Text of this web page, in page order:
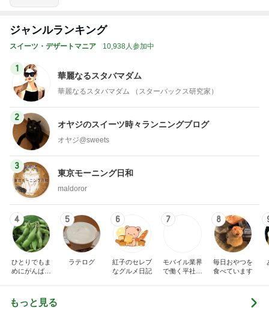
ジャンルランキング
スイーツ・デザートマニア 10,938人参加中
1
華麗なるスタバマダム
華麗なるスタバマダム （スターバックス研究家）
2
オヤジのスイーツ時々ランニングブログ
オヤジ@sweets
3
東京モーニング日和
maldoror
4
ひとりでもま
めにがんばる
5
ラテログ
6
紅子のセレブ
なグルメ日記
7
モバイル業界
で働く平社員
8
毎日おやつを
食べています
もっと見る